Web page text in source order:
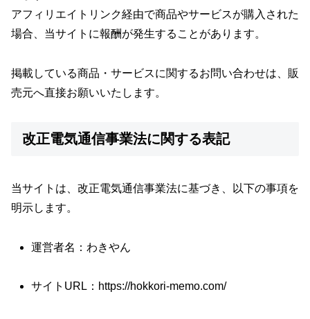
アフィリエイトリンク経由で商品やサービスが購入された
場合、当サイトに報酬が発生することがあります。
掲載している商品・サービスに関するお問い合わせは、販
売元へ直接お願いいたします。
改正電気通信事業法に関する表記
当サイトは、改正電気通信事業法に基づき、以下の事項を
明示します。
運営者名：わきやん
サイトURL：https://hokkori-memo.com/